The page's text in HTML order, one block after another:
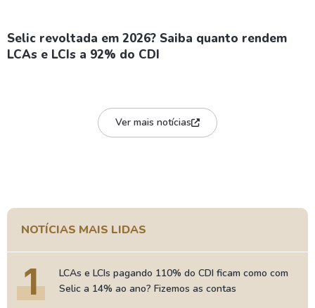
Selic revoltada em 2026? Saiba quanto rendem
LCAs e LCIs a 92% do CDI
Ver mais notícias
NOTÍCIAS MAIS LIDAS
1
LCAs e LCIs pagando 110% do CDI ficam como com
Selic a 14% ao ano? Fizemos as contas